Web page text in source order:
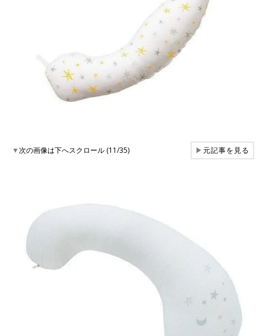
▼次の画像は下へスクロール (11/35) ▶元記事を見る